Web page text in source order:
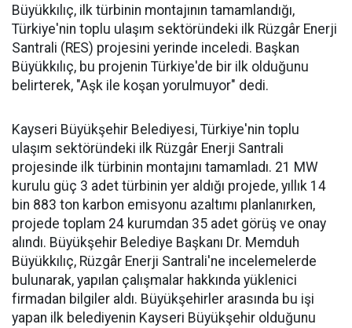
Büyükkılıç, ilk türbinin montajının tamamlandığı,
Türkiye'nin toplu ulaşım sektöründeki ilk Rüzgâr Enerji
Santrali (RES) projesini yerinde inceledi. Başkan
Büyükkılıç, bu projenin Türkiye'de bir ilk olduğunu
belirterek, "Aşk ile koşan yorulmuyor" dedi.
Kayseri Büyükşehir Belediyesi, Türkiye'nin toplu
ulaşım sektöründeki ilk Rüzgâr Enerji Santrali
projesinde ilk türbinin montajını tamamladı. 21 MW
kurulu güç 3 adet türbinin yer aldığı projede, yıllık 14
bin 883 ton karbon emisyonu azaltımı planlanırken,
projede toplam 24 kurumdan 35 adet görüş ve onay
alındı. Büyükşehir Belediye Başkanı Dr. Memduh
Büyükkılıç, Rüzgâr Enerji Santrali'ne incelemelerde
bulunarak, yapılan çalışmalar hakkında yüklenici
firmadan bilgiler aldı. Büyükşehirler arasında bu işi
yapan ilk belediyenin Kayseri Büyükşehir olduğunu